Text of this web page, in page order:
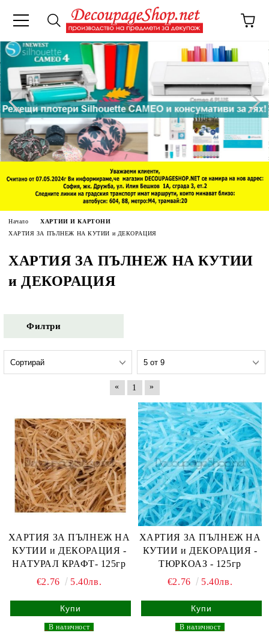
Начало
ХАРТИИ И КАРТОНИ
ХАРТИЯ ЗА ПЪЛНЕЖ НА КУТИИ и ДЕКОРАЦИЯ
ХАРТИЯ ЗА ПЪЛНЕЖ НА КУТИИ
и ДЕКОРАЦИЯ
Филтри
« 1 »
ХАРТИЯ ЗА ПЪЛНЕЖ НА
КУТИИ и ДЕКОРАЦИЯ -
НАТУРАЛ КРАФТ- 125гр
€2.76
5.40лв.
В наличност
ХАРТИЯ ЗА ПЪЛНЕЖ НА
КУТИИ и ДЕКОРАЦИЯ -
ТЮРКОАЗ - 125гр
€2.76
5.40лв.
В наличност